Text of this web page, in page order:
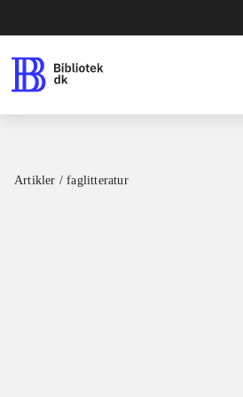
Artikler / faglitteratur